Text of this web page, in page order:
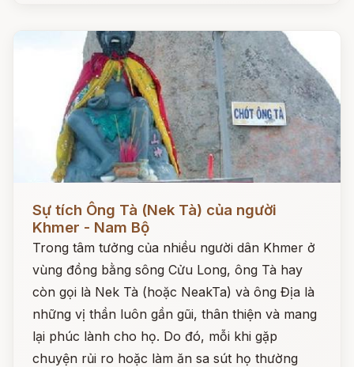
Sự tích Ông Tà (Nek Tà) của người
Khmer - Nam Bộ
Trong tâm tưởng của nhiều người dân Khmer ở
vùng đồng bằng sông Cửu Long, ông Tà hay
còn gọi là Nek Tà (hoặc NeakTa) và ông Địa là
những vị thần luôn gần gũi, thân thiện và mang
lại phúc lành cho họ. Do đó, mỗi khi gặp
chuyện rủi ro hoặc làm ăn sa sút họ thường